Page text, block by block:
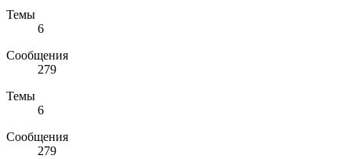
Темы
6
Сообщения
279
Темы
6
Сообщения
279